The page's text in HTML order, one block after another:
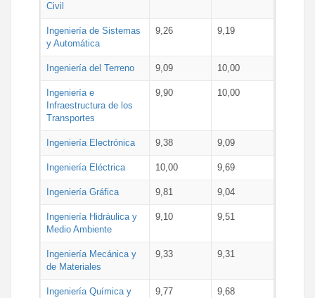
Civil
Ingeniería de Sistemas
y Automática
9,26 9,19
Ingeniería del Terreno 9,09 10,00
Ingeniería e
Infraestructura de los
Transportes
9,90 10,00
Ingeniería Electrónica 9,38 9,09
Ingeniería Eléctrica 10,00 9,69
Ingeniería Gráfica 9,81 9,04
Ingeniería Hidráulica y
Medio Ambiente
9,10 9,51
Ingeniería Mecánica y
de Materiales
9,33 9,31
Ingeniería Química y
9,77 9,68